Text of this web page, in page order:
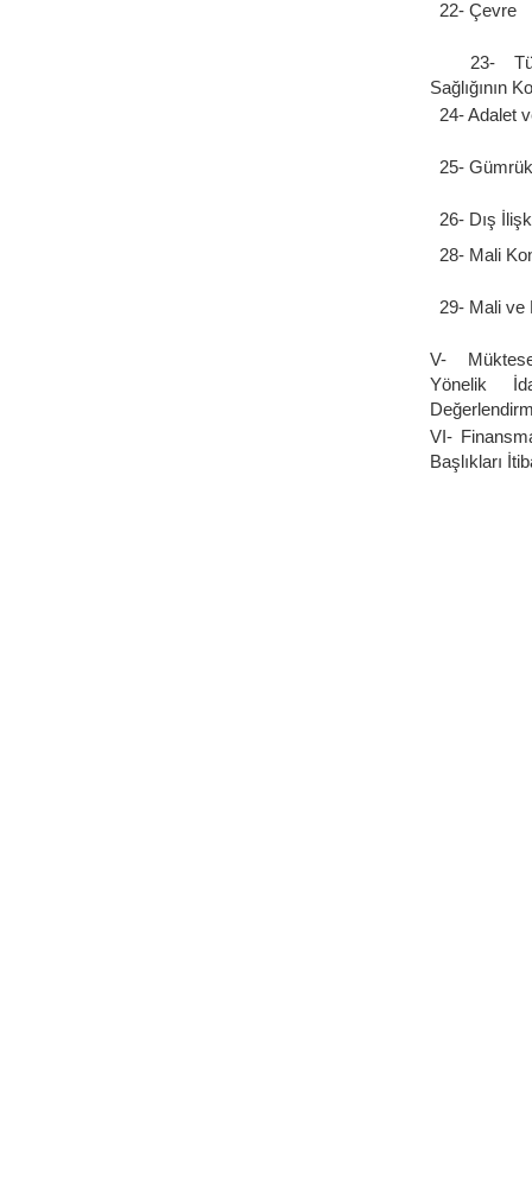
22- Çevre
23-
Sağlığının
24- Adalet
25-
26- Dış
28- Mali
29- Mali ve
V-
Yönelik
VI-
Başlıkları